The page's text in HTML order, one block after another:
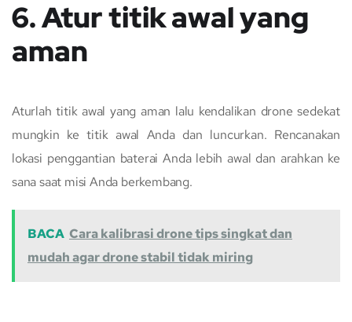
6. Atur titik awal yang
aman
Aturlah titik awal yang aman lalu kendalikan drone sedekat
mungkin ke titik awal Anda dan luncurkan. Rencanakan
lokasi penggantian baterai Anda lebih awal dan arahkan ke
sana saat misi Anda berkembang.
BACA Cara kalibrasi drone tips singkat dan
mudah agar drone stabil tidak miring